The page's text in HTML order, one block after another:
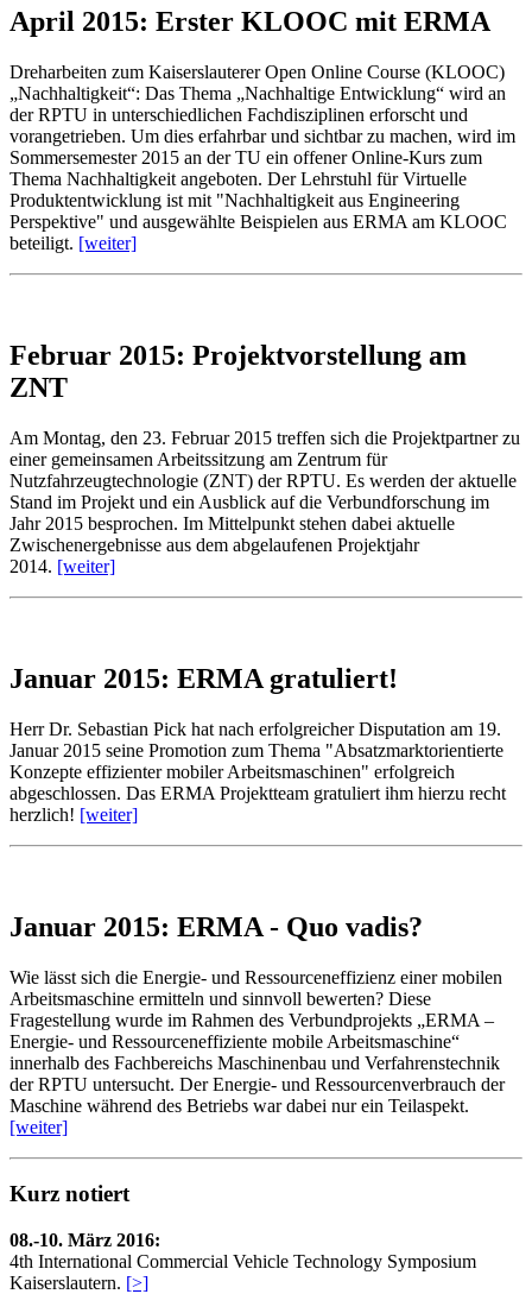
April 2015: Erster KLOOC mit ERMA
Dreharbeiten zum Kaiserslauterer Open Online Course (KLOOC)
„Nachhaltigkeit“: Das Thema „Nachhaltige Entwicklung“ wird an
der RPTU in unterschiedlichen Fachdisziplinen erforscht und
vorangetrieben. Um dies erfahrbar und sichtbar zu machen, wird im
Sommersemester 2015 an der TU ein offener Online-Kurs zum
Thema Nachhaltigkeit angeboten. Der Lehrstuhl für Virtuelle
Produktentwicklung ist mit "Nachhaltigkeit aus Engineering
Perspektive" und ausgewählte Beispielen aus ERMA am KLOOC
beteiligt. [weiter]
Februar 2015: Projektvorstellung am
ZNT
Am Montag, den 23. Februar 2015 treffen sich die Projektpartner zu
einer gemeinsamen Arbeitssitzung am Zentrum für
Nutzfahrzeugtechnologie (ZNT) der RPTU. Es werden der aktuelle
Stand im Projekt und ein Ausblick auf die Verbundforschung im
Jahr 2015 besprochen. Im Mittelpunkt stehen dabei aktuelle
Zwischenergebnisse aus dem abgelaufenen Projektjahr
2014. [weiter]
Januar 2015: ERMA gratuliert!
Herr Dr. Sebastian Pick hat nach erfolgreicher Disputation am 19.
Januar 2015 seine Promotion zum Thema "Absatzmarktorientierte
Konzepte effizienter mobiler Arbeitsmaschinen" erfolgreich
abgeschlossen. Das ERMA Projektteam gratuliert ihm hierzu recht
herzlich! [weiter]
Januar 2015: ERMA - Quo vadis?
Wie lässt sich die Energie- und Ressourceneffizienz einer mobilen
Arbeitsmaschine ermitteln und sinnvoll bewerten? Diese
Fragestellung wurde im Rahmen des Verbundprojekts „ERMA –
Energie- und Ressourceneffiziente mobile Arbeitsmaschine“
innerhalb des Fachbereichs Maschinenbau und Verfahrenstechnik
der RPTU untersucht. Der Energie- und Ressourcenverbrauch der
Maschine während des Betriebs war dabei nur ein Teilaspekt.
[weiter]
Kurz notiert
08.-10. März 2016:
4th International Commercial Vehicle Technology Symposium
Kaiserslautern. [>]